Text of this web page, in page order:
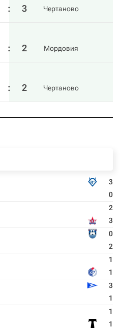
: 3 Чертаново
: 2 Мордовия
: 2 Чертаново
3
0
2
3
0
2
1
1
3
1
1
1